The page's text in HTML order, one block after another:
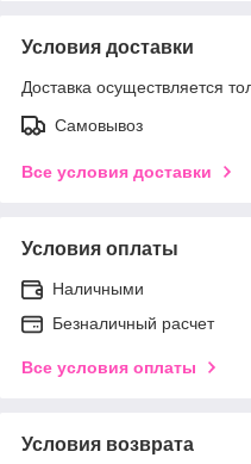
Условия доставки
Доставка осуществляется
Самовывоз
Все условия доставки
Условия оплаты
Наличными
Безналичный расчет
Все условия оплаты
Условия возврата